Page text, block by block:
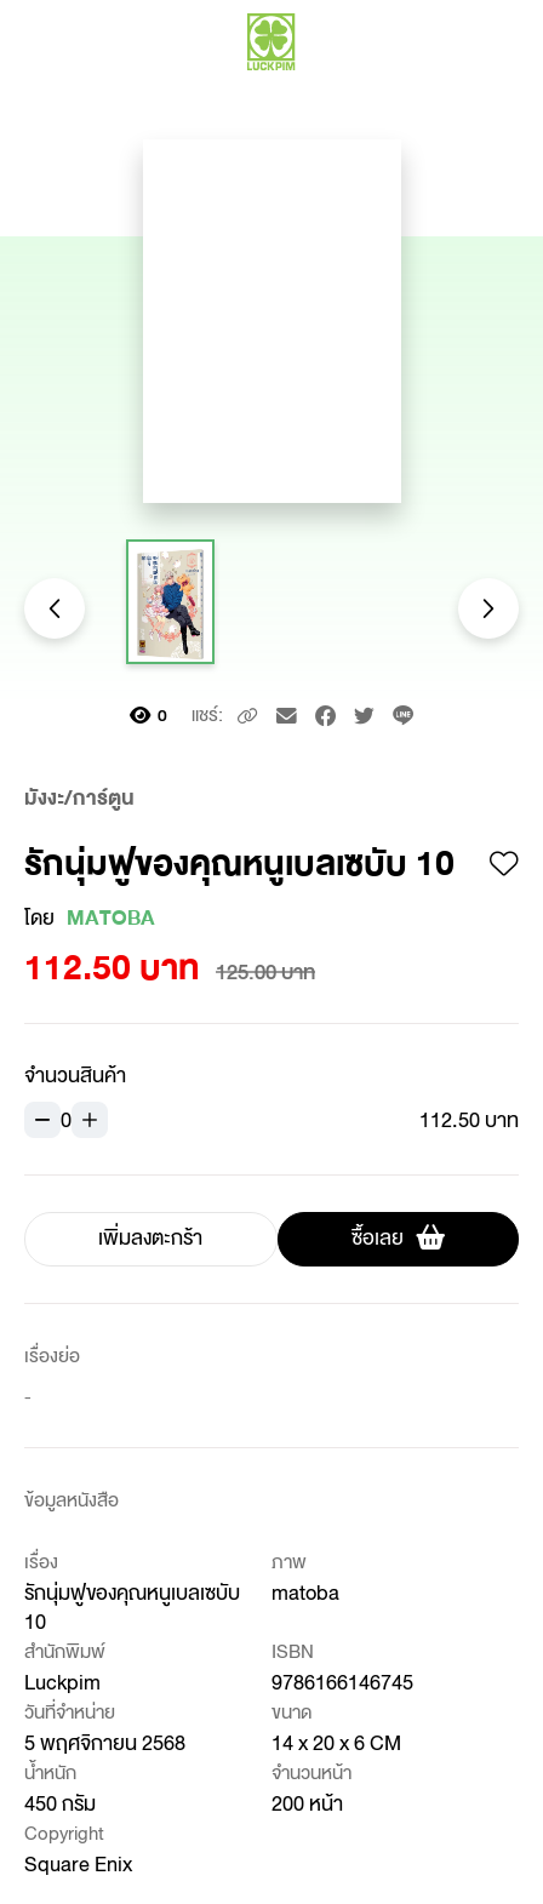
0 แชร์:
มังงะ/การ์ตูน
รักนุ่มฟูของคุณหนูเบลเซบับ 10
โดย MATOBA
112.50 บาท 125.00 บาท
จำนวนสินค้า
0
112.50 บาท
เพิ่มลงตะกร้า ซื้อเลย
เรื่องย่อ
-
ข้อมูลหนังสือ
เรื่อง
รักนุ่มฟูของคุณหนูเบลเซบับ
10
ภาพ
matoba
สำนักพิมพ์
Luckpim
ISBN
9786166146745
วันที่จำหน่าย
5 พฤศจิกายน 2568
ขนาด
14 x 20 x 6 CM
น้ำหนัก
450 กรัม
จำนวนหน้า
200 หน้า
Copyright
Square Enix